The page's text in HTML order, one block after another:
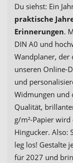
Du siehst: Ein
praktische
Erinnerungen.
DIN A0 und
Wandplaner, der
unseren Online-
und
Widmungen und
Qualität,
g/m²-Papier wird
Hingucker. Also:
leg los! Gestalte
für 2027 und